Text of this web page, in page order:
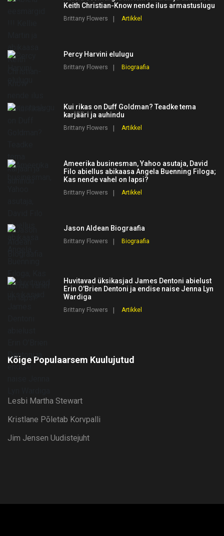
Keith Christian-Know nende ilus armastuslugu
Brittany Flowers Artikkel
Percy Harvini elulugu
Brittany Flowers Biograafia
Kui rikas on Duff Goldman? Teadke tema
karjääri ja auhindu
Brittany Flowers Artikkel
Ameerika businesman, Yahoo asutaja, David
Filo abiellus abikaasa Angela Buenning Filoga;
Kas nende vahel on lapsi?
Brittany Flowers Artikkel
Jason Aldean Biograafia
Brittany Flowers Biograafia
Huvitavad üksikasjad James Dentoni abielust
Erin O'Brien Dentoni ja endise naise Jenna Lyn
Wardiga
Brittany Flowers Artikkel
Kõige Populaarsem Kuulujutud
Lesbi Martha Stewart
Kristlane Põletab Korvpalli
Jim Jensen Uudistejuht